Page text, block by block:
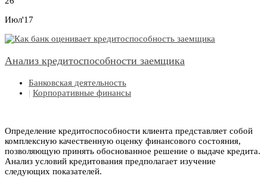
Июл'17
Анализ кредитоспособности заемщика
Банковская деятельность
| Корпоративные финансы
Определение кредитоспособности клиента представляет собой
комплексную качественную оценку финансового состояния,
позволяющую принять обоснованное решение о выдаче кредита.
Анализ условий кредитования предполагает изучение
следующих показателей.